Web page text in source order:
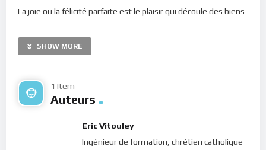
La joie ou la félicité parfaite est le plaisir qui découle des biens
qui est contre l’Ordre Divin, nous nous laissons remplir de
l’Onction Céleste et l’unité et l’harmonie se réalisent en nous.
parfaite est un fruit de l’Esprit Saint (Galates 5, 22; Romains
14, 17), car elle ne peut jaillir en nous si notre être n’est pas
une telle joie en dehors du Seigneur. Car c’est de Lui que vient
tout bien. Voilà pourquoi Saint-Paul répète à plusieurs
SHOW MORE
1 Item
Auteurs
Eric Vitouley
Ingénieur de formation, chrétien catholique